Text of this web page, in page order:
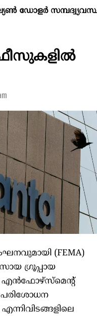
ഡോളര്‍
(FEMA)
ഗ്രൂപ്പായ
എന്‍ഫോഴ്സ്മെന്റ്
പരിശോധന